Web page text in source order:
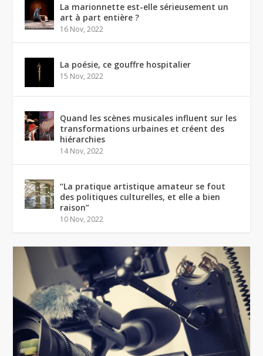
La marionnette est-elle sérieusement un
art à part entière ?
16 Nov, 2022
La poésie, ce gouffre hospitalier
15 Nov, 2022
Quand les scènes musicales influent sur les
transformations urbaines et créent des
hiérarchies
14 Nov, 2022
“La pratique artistique amateur se fout
des politiques culturelles, et elle a bien
raison”
10 Nov, 2022